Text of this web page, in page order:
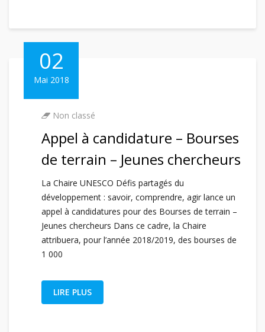
02
Mai 2018
Non classé
Appel à candidature – Bourses
de terrain – Jeunes chercheurs
La Chaire UNESCO Défis partagés du
développement : savoir, comprendre, agir lance un
appel à candidatures pour des Bourses de terrain –
Jeunes chercheurs Dans ce cadre, la Chaire
attribuera, pour l’année 2018/2019, des bourses de
1 000
LIRE PLUS